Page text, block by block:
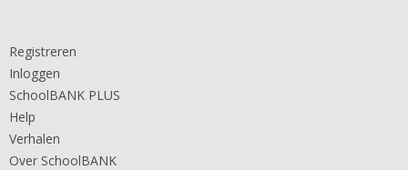
Registreren
Inloggen
SchoolBANK PLUS
Help
Verhalen
Over SchoolBANK